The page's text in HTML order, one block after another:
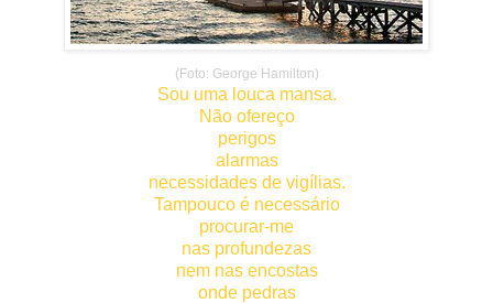
(Foto: George Hamilton)
Sou uma louca mansa.
Não ofereço
perigos
alarmas
necessidades de vigílias.
Tampouco é necessário
procurar-me
nas profundezas
nem nas encostas
onde pedras